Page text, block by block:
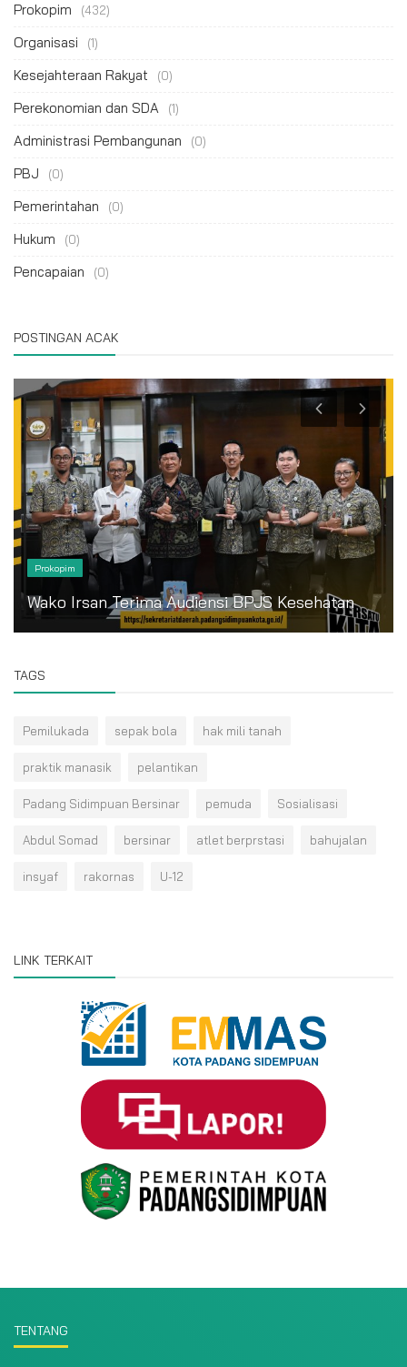
Prokopim (432)
Organisasi (1)
Kesejahteraan Rakyat (0)
Perekonomian dan SDA (1)
Administrasi Pembangunan (0)
PBJ (0)
Pemerintahan (0)
Hukum (0)
Pencapaian (0)
POSTINGAN ACAK
Prokopim
Wako Irsan Terima Audiensi BPJS Kesehatan
TAGS
Pemilukada sepak bola hak mili tanah
praktik manasik pelantikan
Padang Sidimpuan Bersinar pemuda Sosialisasi
Abdul Somad bersinar atlet berprstasi bahujalan
insyaf rakornas U-12
LINK TERKAIT
TENTANG